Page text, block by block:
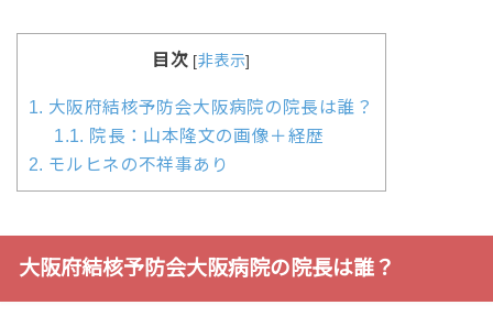
目次 [非表示]
1. 大阪府結核予防会大阪病院の院長は誰？
1.1. 院長：山本隆文の画像＋経歴
2. モルヒネの不祥事あり
大阪府結核予防会大阪病院の院長は誰？